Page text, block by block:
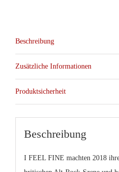
Beschreibung
Zusätzliche Informationen
Produktsicherheit
Beschreibung
I FEEL FINE machten 2018